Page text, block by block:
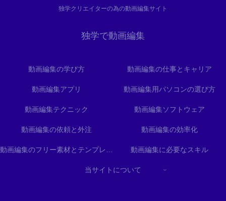
独学クリエイターの為の動画編集サイト
独学で動画編集
動画編集の学び方 動画編集の仕事とキャリア
動画編集アプリ 動画編集用パソコンの選び方
動画編集テクニック 動画編集ソフトウェア
動画編集の依頼と外注 動画編集の効率化
動画編集のフリー素材とテンプレート 動画編集に必要なスキル
当サイトについて